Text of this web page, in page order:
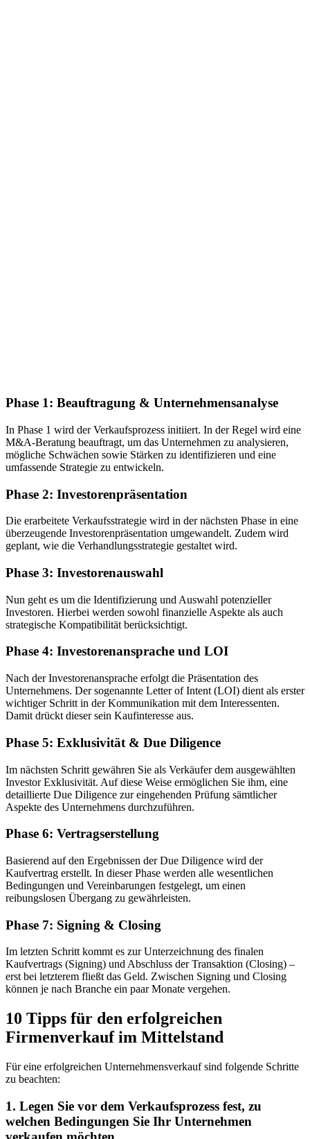
Phase 1: Beauftragung & Unternehmensanalyse
In Phase 1 wird der Verkaufsprozess initiiert. In der Regel wird eine
M&A-Beratung beauftragt, um das Unternehmen zu analysieren,
mögliche Schwächen sowie Stärken zu identifizieren und eine
umfassende Strategie zu entwickeln.
Phase 2: Investorenpräsentation
Die erarbeitete Verkaufsstrategie wird in der nächsten Phase in eine
überzeugende Investorenpräsentation umgewandelt. Zudem wird
geplant, wie die Verhandlungsstrategie gestaltet wird.
Phase 3: Investorenauswahl
Nun geht es um die Identifizierung und Auswahl potenzieller
Investoren. Hierbei werden sowohl finanzielle Aspekte als auch
strategische Kompatibilität berücksichtigt.
Phase 4: Investorenansprache und LOI
Nach der Investorenansprache erfolgt die Präsentation des
Unternehmens. Der sogenannte Letter of Intent (LOI) dient als erster
wichtiger Schritt in der Kommunikation mit dem Interessenten.
Damit drückt dieser sein Kaufinteresse aus.
Phase 5: Exklusivität & Due Diligence
Im nächsten Schritt gewähren Sie als Verkäufer dem ausgewählten
Investor Exklusivität. Auf diese Weise ermöglichen Sie ihm, eine
detaillierte Due Diligence zur eingehenden Prüfung sämtlicher
Aspekte des Unternehmens durchzuführen.
Phase 6: Vertragserstellung
Basierend auf den Ergebnissen der Due Diligence wird der
Kaufvertrag erstellt. In dieser Phase werden alle wesentlichen
Bedingungen und Vereinbarungen festgelegt, um einen
reibungslosen Übergang zu gewährleisten.
Phase 7: Signing & Closing
Im letzten Schritt kommt es zur Unterzeichnung des finalen
Kaufvertrags (Signing) und Abschluss der Transaktion (Closing) –
erst bei letzterem fließt das Geld. Zwischen Signing und Closing
können je nach Branche ein paar Monate vergehen.
10 Tipps für den erfolgreichen
Firmenverkauf im Mittelstand
Für eine erfolgreichen Unternehmensverkauf sind folgende Schritte
zu beachten:
1. Legen Sie vor dem Verkaufsprozess fest, zu
welchen Bedingungen Sie Ihr Unternehmen